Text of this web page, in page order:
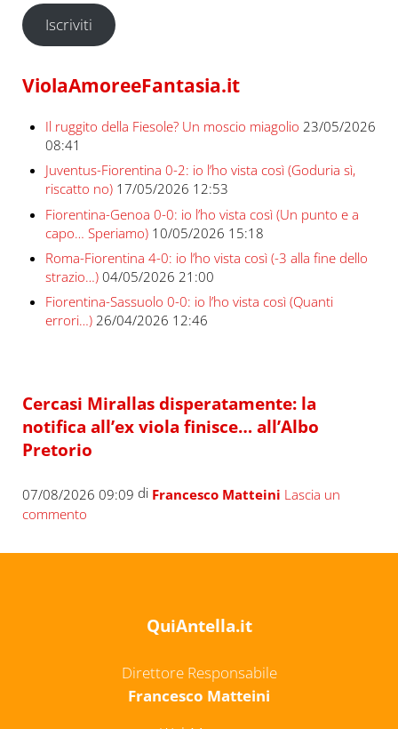
Iscriviti
ViolaAmoreeFantasia.it
Il ruggito della Fiesole? Un moscio miagolio 23/05/2026
08:41
Juventus-Fiorentina 0-2: io l’ho vista così (Goduria sì,
riscatto no) 17/05/2026 12:53
Fiorentina-Genoa 0-0: io l’ho vista così (Un punto e a
capo… Speriamo) 10/05/2026 15:18
Roma-Fiorentina 4-0: io l’ho vista così (-3 alla fine dello
strazio…) 04/05/2026 21:00
Fiorentina-Sassuolo 0-0: io l’ho vista così (Quanti
errori…) 26/04/2026 12:46
Cercasi Mirallas disperatamente: la
notifica all’ex viola finisce… all’Albo
Pretorio
07/08/2026 09:09 di Francesco Matteini Lascia un
commento
QuiAntella.it
Direttore Responsabile
Francesco Matteini